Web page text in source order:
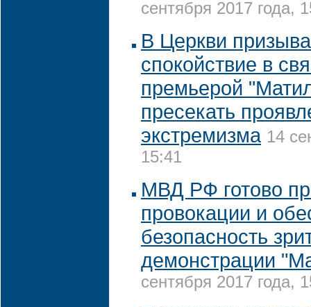
сентября 2017 года,
В Церкви
спокойствие в
премьерой
пресекать
экстремизма 14
15:41
МВД РФ готово
провокации и
безопасность
демонстрации
сентября 2017 года,